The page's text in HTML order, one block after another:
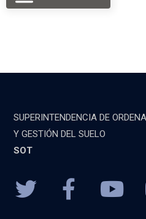
SUPERINTENDENCIA DE
Y GESTIÓN DEL SUELO
SOT